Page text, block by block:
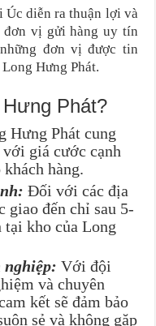
Úc diễn ra thuận lợi và
đơn vị gửi hàng uy tín
đơn vị được tin
Hưng Phát.
Phát?
Hưng Phát cung
giá cước cạnh
hàng.
Đối với các địa
giao đến chỉ sau 5-
tại kho của Long
nghiệp: Với đội
và chuyên
kết sẽ đảm bảo
sẻ và không gặp